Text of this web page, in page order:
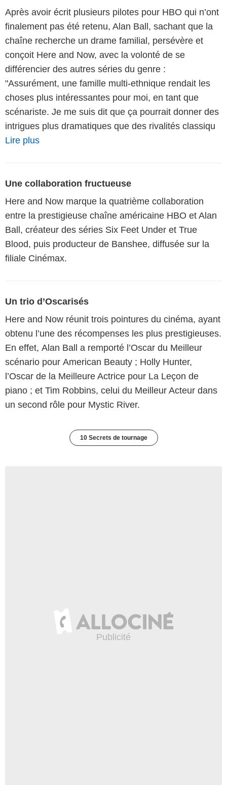
Après avoir écrit plusieurs pilotes pour HBO qui n’ont
finalement pas été retenu, Alan Ball, sachant que la
chaîne recherche un drame familial, persévère et
conçoit Here and Now, avec la volonté de se
différencier des autres séries du genre :
"Assurément, une famille multi-ethnique rendait les
choses plus intéressantes pour moi, en tant que
scénariste. Je me suis dit que ça pourrait donner des
intrigues plus dramatiques que des rivalités classiqu
Lire plus
Une collaboration fructueuse
Here and Now marque la quatrième collaboration
entre la prestigieuse chaîne américaine HBO et Alan
Ball, créateur des séries Six Feet Under et True
Blood, puis producteur de Banshee, diffusée sur la
filiale Cinémax.
Un trio d’Oscarisés
Here and Now réunit trois pointures du cinéma, ayant
obtenu l’une des récompenses les plus prestigieuses.
En effet, Alan Ball a remporté l’Oscar du Meilleur
scénario pour American Beauty ; Holly Hunter,
l’Oscar de la Meilleure Actrice pour La Leçon de
piano ; et Tim Robbins, celui du Meilleur Acteur dans
un second rôle pour Mystic River.
10 Secrets de tournage